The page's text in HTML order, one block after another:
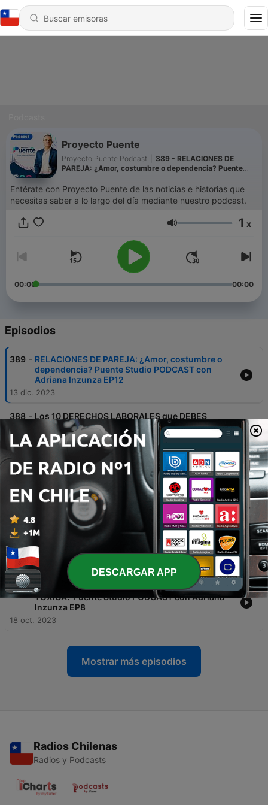
Proyecto Puente
Proyecto Puente Podcast
389 - RELACIONES DE
PAREJA: ¿Amor, costumbre o dependencia? Puente
Entérate con Proyecto Puente de las noticias e historias que
necesitas saber a lo largo del día mediante nuestro podcast.
Volumen 1 x
00:00 00:00
Episodios
389 - RELACIONES DE PAREJA: ¿Amor, costumbre o
dependencia? Puente Studio PODCAST con
Adriana Inzunza EP12
13 dic. 2023
388 - Los 10 DERECHOS LABORALES que DEBES
CONOCER. Puente Studio PODCAST con Adriana
Inzunza EP.11
16 nov. 2023
387 -
AGENTES DE CAMBIO: ¿Qué haces por el medio
ambiente? Puente Studio PODCAST con Adriana
Inzunza EP10
386 - ¿Crees en los FANTASMAS y lo PARANORMAL?
Puente Studio PODCAST con Adriana Inzunza
EP09
25 oct. 2023
385 - ¿Cómo saber CUÁNDO IRSE de una RELACIÓN
TÓXICA? Puente Studio PODCAST con Adriana
Inzunza EP8
18 oct. 2023
Mostrar más episodios
Radios Chilenas
Radios y Podcasts
DESCARGAR APP